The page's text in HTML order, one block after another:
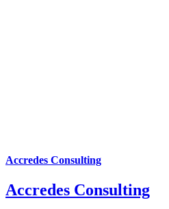
Accredes Consulting
Accredes Consulting